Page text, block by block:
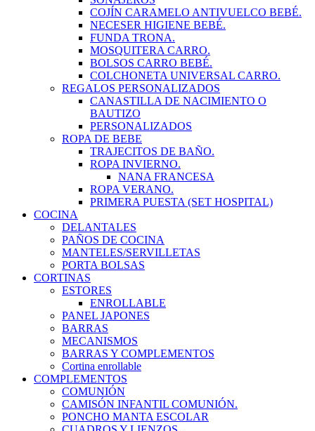
COJÍN CARAMELO ANTIVUELCO BEBÉ.
NECESER HIGIENE BEBÉ.
FUNDA TRONA.
MOSQUITERA CARRO.
BOLSOS CARRO BEBÉ.
COLCHONETA UNIVERSAL CARRO.
REGALOS PERSONALIZADOS
CANASTILLA DE NACIMIENTO O
BAUTIZO
PERSONALIZADOS
ROPA DE BEBE
TRAJECITOS DE BAÑO.
ROPA INVIERNO.
NANA FRANCESA
ROPA VERANO.
PRIMERA PUESTA (SET HOSPITAL)
COCINA
DELANTALES
PAÑOS DE COCINA
MANTELES/SERVILLETAS
PORTA BOLSAS
CORTINAS
ESTORES
ENROLLABLE
PANEL JAPONES
BARRAS
MECANISMOS
BARRAS Y COMPLEMENTOS
Cortina enrollable
COMPLEMENTOS
COMUNIÓN
CAMISÓN INFANTIL COMUNIÓN.
PONCHO MANTA ESCOLAR